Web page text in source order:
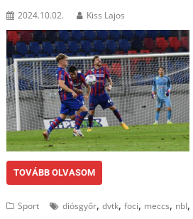
2024.10.02. Kiss Lajos
TOVÁBB OLVASOM
Sport diósgyőr,dvtk,foci, meccs, nbI,